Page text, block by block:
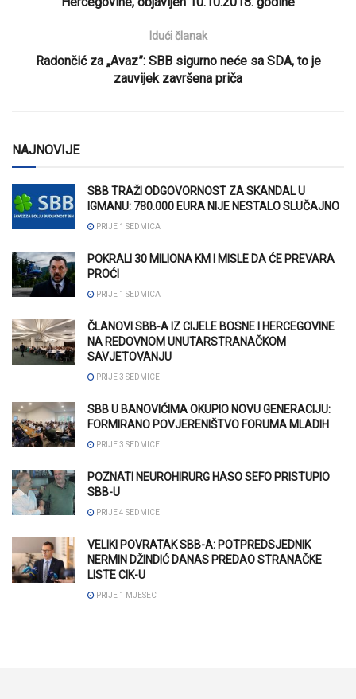
Idući članak
Radončić za „Avaz”: SBB sigurno neće sa SDA, to je
zauvijek završena priča
NAJNOVIJE
SBB TRAŽI ODGOVORNOST ZA SKANDAL U
IGMANU: 780.000 EURA NIJE NESTALO SLUČAJNO
PRIJE 1 SEDMICA
POKRALI 30 MILIONA KM I MISLE DA ĆE PREVARA
PROĆI
PRIJE 1 SEDMICA
ČLANOVI SBB-A IZ CIJELE BOSNE I HERCEGOVINE
NA REDOVNOM UNUTARSTRANAČKOM
SAVJETOVANJU
PRIJE 3 SEDMICE
SBB U BANOVIĆIMA OKUPIO NOVU GENERACIJU:
FORMIRANO POVJERENIŠTVO FORUMA MLADIH
PRIJE 3 SEDMICE
POZNATI NEUROHIRURG HASO SEFO PRISTUPIO
SBB-U
PRIJE 4 SEDMICE
VELIKI POVRATAK SBB-A: POTPREDSJEDNIK
NERMIN DŽINDIĆ DANAS PREDAO STRANAČKE
LISTE CIK-U
PRIJE 1 MJESEC